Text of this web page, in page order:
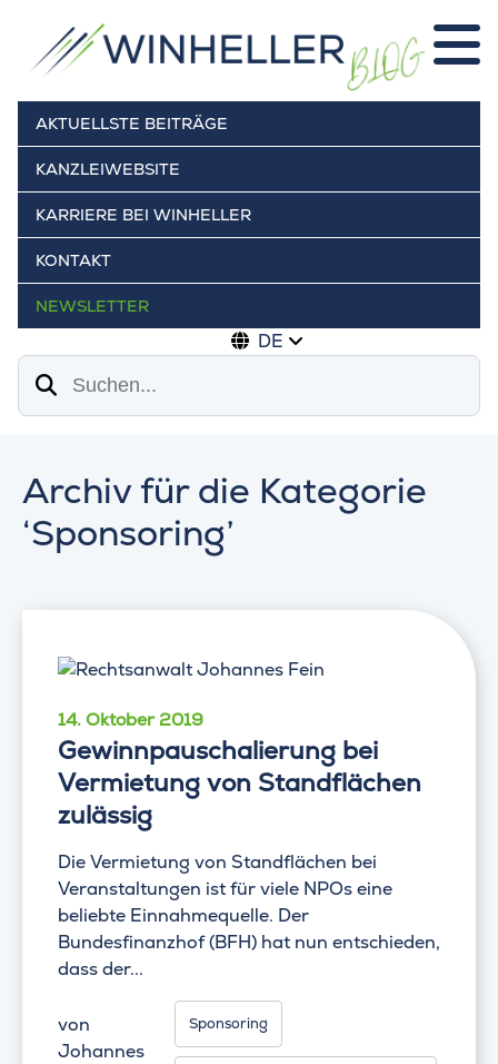
AKTUELLSTE BEITRÄGE
KANZLEIWEBSITE
KARRIERE BEI WINHELLER
KONTAKT
NEWSLETTER
DE
Suchen
Archiv für die Kategorie
‘Sponsoring’
14. Oktober 2019
Gewinnpauschalierung bei
Vermietung von Standflächen
zulässig
Die Vermietung von Standflächen bei
Veranstaltungen ist für viele NPOs eine
beliebte Einnahmequelle. Der
Bundesfinanzhof (BFH) hat nun entschieden,
dass der...
von
Johannes
Sponsoring